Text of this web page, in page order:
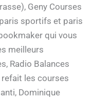
Geny Courses
sportifs et paris
qui vous
meilleurs
Radio Balances
refait les courses
Dominique